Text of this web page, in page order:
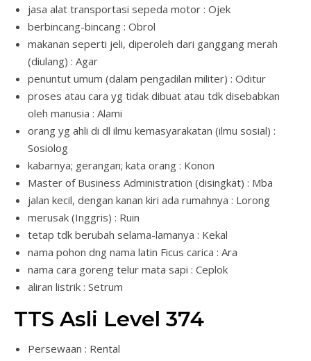
jasa alat transportasi sepeda motor : Ojek
berbincang-bincang : Obrol
makanan seperti jeli, diperoleh dari ganggang merah
(diulang) : Agar
penuntut umum (dalam pengadilan militer) : Oditur
proses atau cara yg tidak dibuat atau tdk disebabkan
oleh manusia : Alami
orang yg ahli di dl ilmu kemasyarakatan (ilmu sosial) :
Sosiolog
kabarnya; gerangan; kata orang : Konon
Master of Business Administration (disingkat) : Mba
jalan kecil, dengan kanan kiri ada rumahnya : Lorong
merusak (Inggris) : Ruin
tetap tdk berubah selama-lamanya : Kekal
nama pohon dng nama latin Ficus carica : Ara
nama cara goreng telur mata sapi : Ceplok
aliran listrik : Setrum
TTS Asli Level 374
Persewaan : Rental